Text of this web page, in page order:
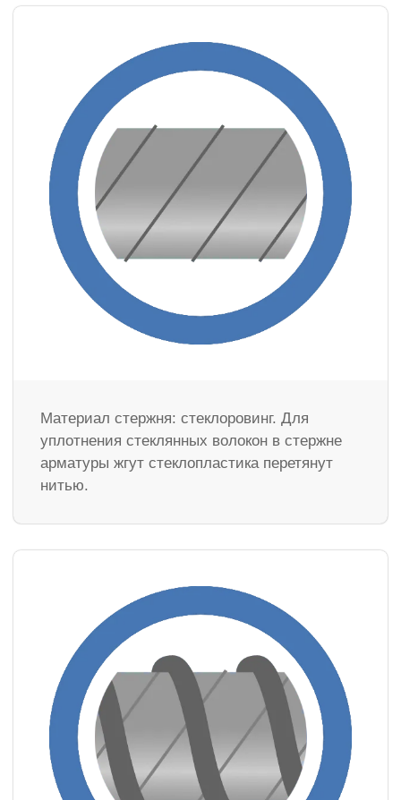
Материал стержня: стеклоровинг. Для
уплотнения стеклянных волокон в стержне
арматуры жгут стеклопластика перетянут
нитью.